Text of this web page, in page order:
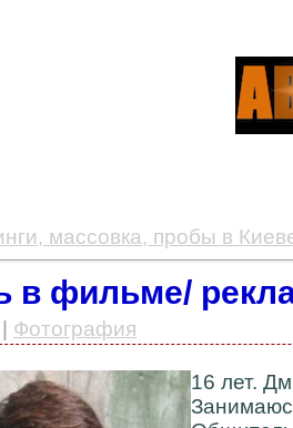
массовка, пробы в
в фильме/
Фотография
16 лет.